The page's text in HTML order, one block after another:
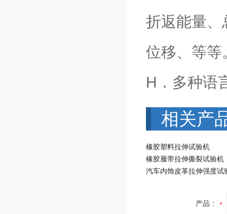
折返能量、
位移、等
H．多种语
相关产
橡胶塑料拉伸试验机
橡胶履带拉伸撕裂试验机
汽车内饰皮革拉伸强度试
产品：